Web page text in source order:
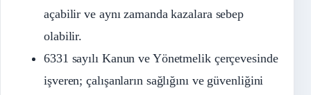
açabilir ve aynı zamanda kazalara sebep
olabilir.
6331 sayılı Kanun ve Yönetmelik çerçevesinde
işveren; çalışanların sağlığını ve güvenliğini